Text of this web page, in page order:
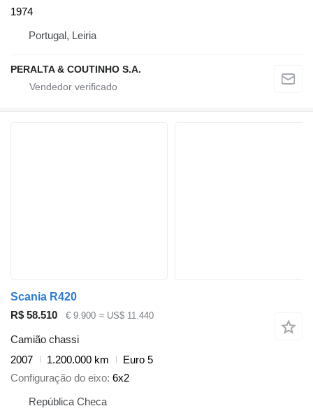
1974
Portugal, Leiria
PERALTA & COUTINHO S.A.
Scania R420
R$ 58.510
€ 9.900 ≈ US$ 11.440
Camião chassi
2007
1.200.000 km
Euro 5
Configuração do eixo 6x2
República Checa